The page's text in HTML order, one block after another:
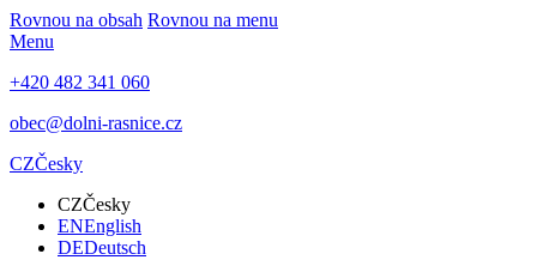
Rovnou na obsah Rovnou na menu
Menu
+420 482 341 060
obec@dolni-rasnice.cz
CZČesky
CZČesky
ENEnglish
DEDeutsch